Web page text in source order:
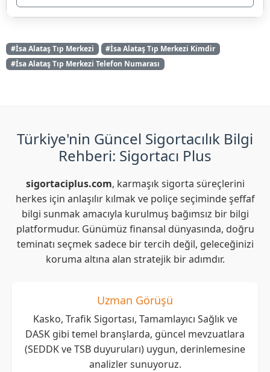
#İsa Alataş Tıp Merkezi
#İsa Alataş Tıp Merkezi Kimdir
#İsa Alataş Tıp Merkezi Telefon Numarası
Türkiye'nin Güncel Sigortacılık Bilgi
Rehberi: Sigortacı Plus
sigortaciplus.com, karmaşık sigorta süreçlerini
herkes için anlaşılır kılmak ve poliçe seçiminde şeffaf
bilgi sunmak amacıyla kurulmuş bağımsız bir bilgi
platformudur. Günümüz finansal dünyasında, doğru
teminatı seçmek sadece bir tercih değil, geleceğinizi
koruma altına alan stratejik bir adımdır.
Uzman Görüşü
Kasko, Trafik Sigortası, Tamamlayıcı Sağlık ve
DASK gibi temel branşlarda, güncel mevzuatlara
(SEDDK ve TSB duyuruları) uygun, derinlemesine
analizler sunuyoruz.